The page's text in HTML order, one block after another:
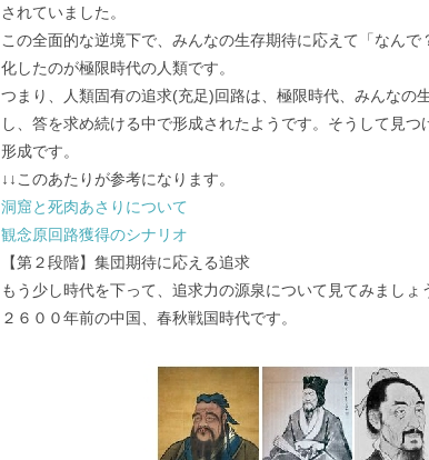
されていました。
この全面的な逆境下で、みんなの生存期待に応えて「なん
化したのが極限時代の人類です。
つまり、人類固有の追求(充足)回路は、極限時代、みんなの
し、答を求め続ける中で形成されたようです。そうして見
形成です。
↓↓このあたりが参考になります。
洞窟と死肉あさりについて
観念原回路獲得のシナリオ
【第２段階】集団期待に応える追求
もう少し時代を下って、追求力の源泉について見てみましょ
２６００年前の中国、春秋戦国時代です。